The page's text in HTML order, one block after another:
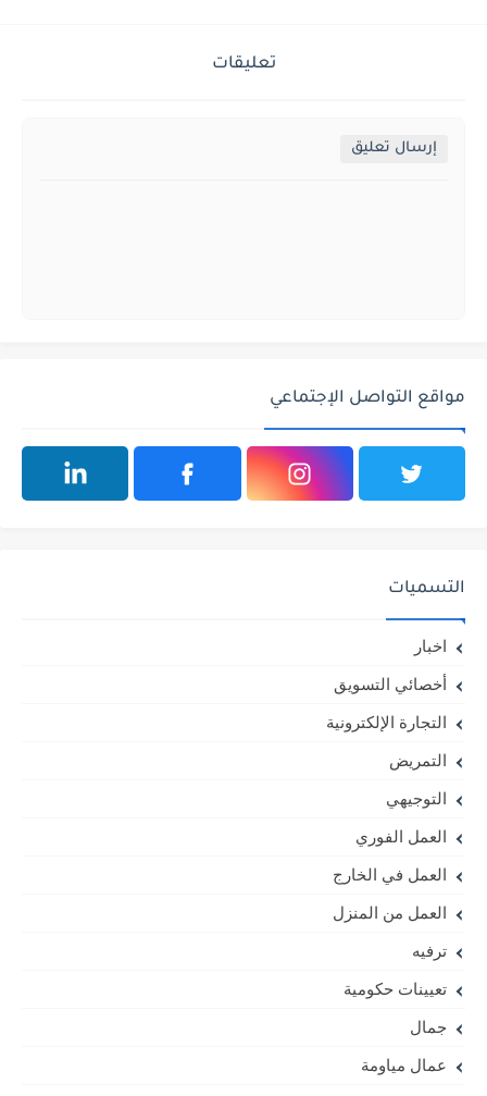
تعليقات
إرسال تعليق
مواقع التواصل الإجتماعي
التسميات
اخبار
أخصائي التسويق
التجارة الإلكترونية
التمريض
التوجيهي
العمل الفوري
العمل في الخارج
العمل من المنزل
ترفيه
تعيينات حكومية
جمال
عمال مياومة